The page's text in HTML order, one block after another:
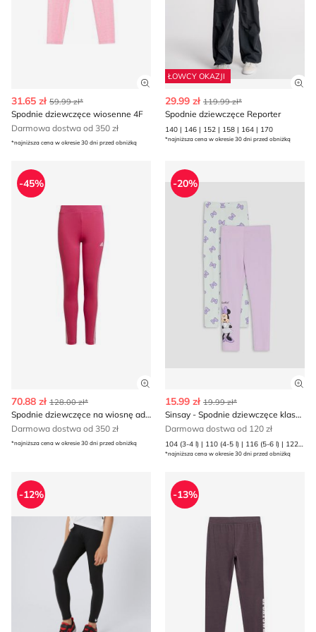
Zobacz szczegóły produktu
31.65 zł 59.99 zł*
Spodnie dziewczęce wiosenne 4F
Darmowa dostwa od 350 zł
*najniższa cena w okresie 30 dni przed obniżką
ŁOWCY OKAZJI
29.99 zł 119.99 zł*
Spodnie dziewczęce Reporter
140 | 146 | 152 | 158 | 164 | 170
*najniższa cena w okresie 30 dni przed obniżką
Spodnie dziewczęce na wiosnę adidas
-45%
Zobacz szczegóły produktu
70.88 zł 128.00 zł*
Spodnie dziewczęce na wiosnę adidas
Darmowa dostwa od 350 zł
*najniższa cena w okresie 30 dni przed obniżką
Sinsay - Spodnie
-20%
15.99 zł 19.99 zł*
Sinsay - Spodnie dziewczęce klasyczny
Darmowa dostwa od 120 zł
104 (3-4 l) | 110 (4-5 l) | 116 (5-6 l) | 122 (6-7 l) | 128 (7-8 l) | 134 (8-9 l) | 140 (9-10 l) | 98 (2-3 l)
*najniższa cena w okresie 30 dni przed obniżką
Nike - Spodnie dziewczęce wiosenne
-12%
Spodnie dziewczęce na
-13%